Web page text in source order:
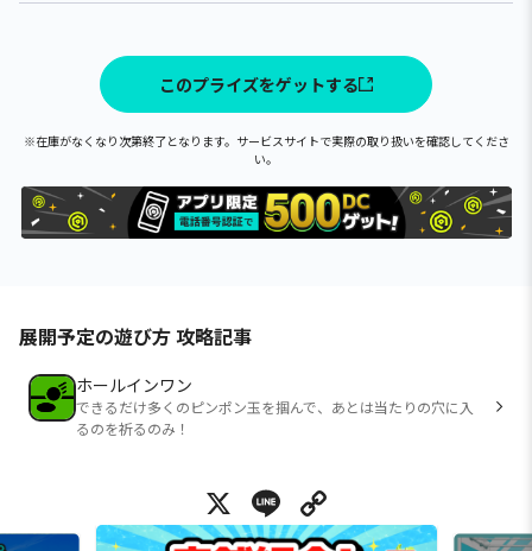
このプライズをゲットする
※在庫がなくなり次第終了となります。サービスサイトで実際の取り扱いを確認してくださ
い。
展開予定の遊び方 攻略記事
ホールインワン
できるだけ多くのピンポン玉を掴んで、あとは当たりの穴に入
るのを祈るのみ！
X Line